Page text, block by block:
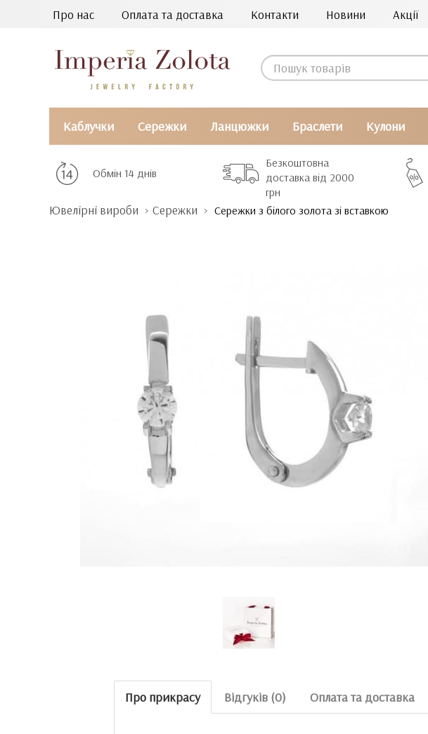
Про нас Оплата та доставка Контакти Новини Акції
Каблучки Сережки Ланцюжки Браслети Кулони
Обмін 14 днів
Безкоштовна
доставка від 2000
грн
Ювелірні вироби Сережки Сережки з білого золота зі вставкою
Про прикрасу Відгуків (0) Оплата та доставка